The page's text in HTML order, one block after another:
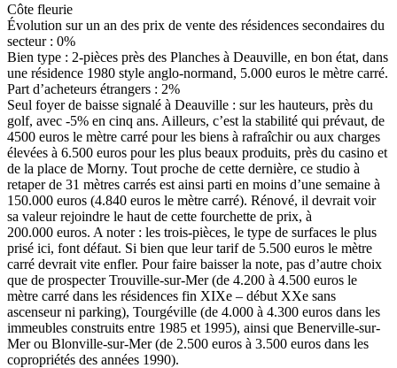
Côte fleurie
Évolution sur un an des prix de vente des résidences secondaires du
secteur : 0%
Bien type : 2-pièces près des Planches à Deauville, en bon état, dans
une résidence 1980 style anglo-normand, 5.000 euros le mètre carré.
Part d’acheteurs étrangers : 2%
Seul foyer de baisse signalé à Deauville : sur les hauteurs, près du
golf, avec -5% en cinq ans. Ailleurs, c’est la stabilité qui prévaut, de
4500 euros le mètre carré pour les biens à rafraîchir ou aux charges
élevées à 6.500 euros pour les plus beaux produits, près du casino et
de la place de Morny. Tout proche de cette dernière, ce studio à
retaper de 31 mètres carrés est ainsi parti en moins d’une semaine à
150.000 euros (4.840 euros le mètre carré). Rénové, il devrait voir
sa valeur rejoindre le haut de cette fourchette de prix, à
200.000 euros. A noter : les trois-pièces, le type de surfaces le plus
prisé ici, font défaut. Si bien que leur tarif de 5.500 euros le mètre
carré devrait vite enfler. Pour faire baisser la note, pas d’autre choix
que de prospecter Trouville-sur-Mer (de 4.200 à 4.500 euros le
mètre carré dans les résidences fin XIXe – début XXe sans
ascenseur ni parking), Tourgéville (de 4.000 à 4.300 euros dans les
immeubles construits entre 1985 et 1995), ainsi que Benerville-sur-
Mer ou Blonville-sur-Mer (de 2.500 euros à 3.500 euros dans les
copropriétés des années 1990).